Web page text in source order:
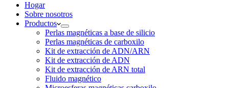
Hogar
Sobre nosotros
Productos
Perlas magnéticas a base de silicio
Perlas magnéticas de carboxilo
Kit de extracción de ADN/ARN
Kit de extracción de ADN
Kit de extracción de ARN total
Fluido magnético